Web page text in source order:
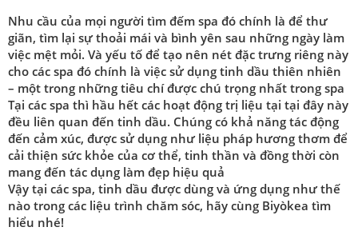
Nhu cầu của mọi người tìm đếm spa đó chính là để thư
giãn, tìm lại sự thoải mái và bình yên sau những ngày làm
việc mệt mỏi. Và yếu tố để tạo nên nét đặc trưng riêng này
cho các spa đó chính là việc sử dụng tinh dầu thiên nhiên
– một trong những tiêu chí được chú trọng nhất trong spa
Tại các spa thì hầu hết các hoạt động trị liệu tại tại đây này
đều liên quan đến tinh dầu. Chúng có khả năng tác động
đến cảm xúc, được sử dụng như liệu pháp hương thơm để
cải thiện sức khỏe của cơ thể, tinh thần và đồng thời còn
mang đến tác dụng làm đẹp hiệu quả
Vậy tại các spa, tinh dầu được dùng và ứng dụng như thế
nào trong các liệu trình chăm sóc, hãy cùng Biyòkea tìm
hiểu nhé!